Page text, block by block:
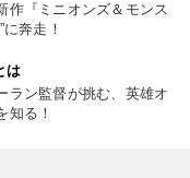
作『ミニオンズ＆モンス
奔走！
は
ラン監督が挑む、英雄オ
知る！